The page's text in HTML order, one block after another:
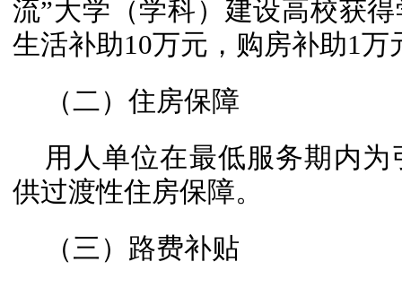
流”大学（学科）建设高校获
生活补助10万元，购房补助1万
（二）住房保障
用人单位在最低服务期内
供过渡性住房保障。
（三）路费补贴